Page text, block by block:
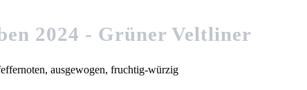
2024 - Grüner Veltliner
ausgewogen, fruchtig-würzig